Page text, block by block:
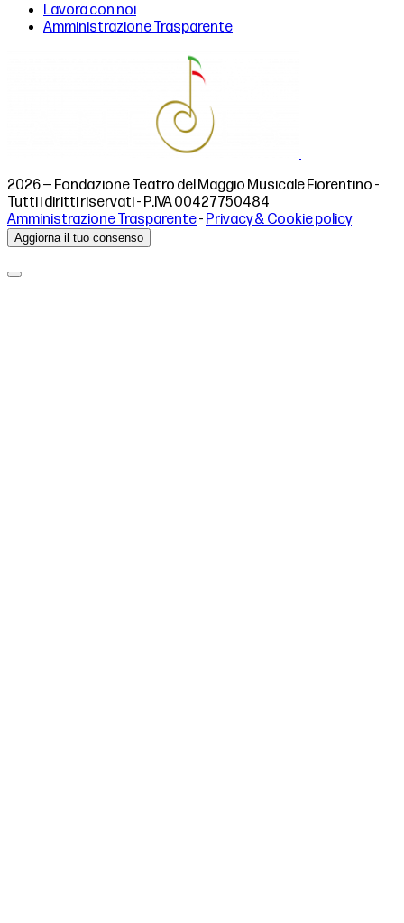
Lavora con noi
Amministrazione Trasparente
2026 — Fondazione Teatro del Maggio Musicale Fiorentino -
Tutti i diritti riservati - P.IVA 00427750484
Amministrazione Trasparente- Privacy & Cookie policy
Aggiorna il tuo consenso